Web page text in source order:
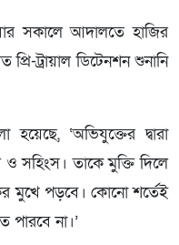
সকালে আদালতে হাজির
ট্রায়াল ডিটেনশন শুনানি
‘অভিযুক্তের দ্বারা
সহিংস। তাকে মুক্তি দিলে
মুখে পড়বে। কোনো শর্তেই
পারবে না।’